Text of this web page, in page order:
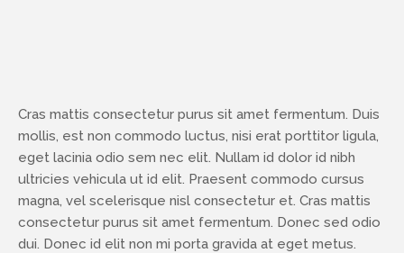
Cras mattis consectetur purus sit amet fermentum. Duis
mollis, est non commodo luctus, nisi erat porttitor ligula,
eget lacinia odio sem nec elit. Nullam id dolor id nibh
ultricies vehicula ut id elit. Praesent commodo cursus
magna, vel scelerisque nisl consectetur et. Cras mattis
consectetur purus sit amet fermentum. Donec sed odio
dui. Donec id elit non mi porta gravida at eget metus.